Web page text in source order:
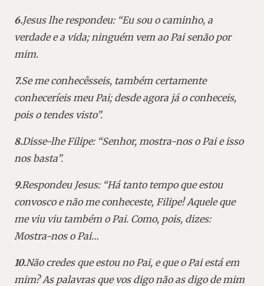
6.Jesus lhe respondeu: “Eu sou o caminho, a
verdade e a vida; ninguém vem ao Pai senão por
mim.
7.Se me conhecêsseis, também certamente
conheceríeis meu Pai; desde agora já o conheceis,
pois o tendes visto”.
8.Disse-lhe Filipe: “Senhor, mostra-nos o Pai e isso
nos basta”.
9.Respondeu Jesus: “Há tanto tempo que estou
convosco e não me conhe­ceste, Filipe! Aquele que
me viu viu também o Pai. Como, pois, dizes:
Mostra-nos o Pai…
10.Não credes que estou no Pai, e que o Pai está em
mim? As palavras que vos digo não as digo de mim